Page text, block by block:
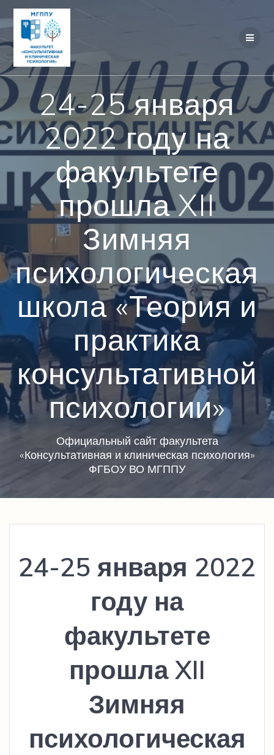
24-25 января
2022 году на
факультете
прошла XII
Зимняя
психологическая
школа «Теория и
практика
консультативной
психологии»
Официальный сайт факультета
«Консультативная и клиническая психология»
ФГБОУ ВО МГППУ
24-25 января 2022
году на
факультете
прошла XII
Зимняя
психологическая